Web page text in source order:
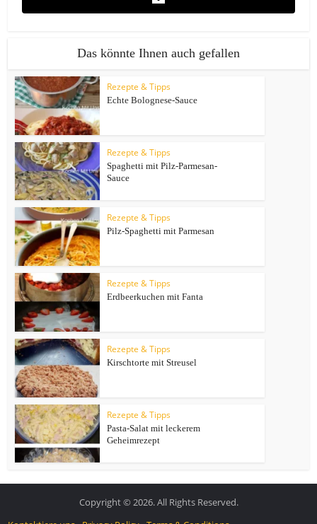
Das könnte Ihnen auch gefallen
Rezepte & Tipps
Echte Bolognese-Sauce
Rezepte & Tipps
Spaghetti mit Pilz-Parmesan-
Sauce
Rezepte & Tipps
Pilz-Spaghetti mit Parmesan
Rezepte & Tipps
Erdbeerkuchen mit Fanta
Rezepte & Tipps
Kirschtorte mit Streusel
Rezepte & Tipps
Pasta-Salat mit leckerem
Geheimrezept
Copyright © 2026. All Rights Reserved.